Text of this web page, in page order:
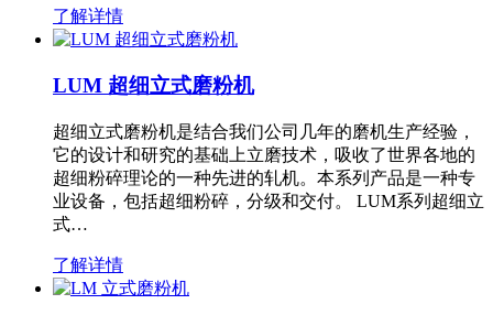
了解详情
LUM 超细立式磨粉机
超细立式磨粉机是结合我们公司几年的磨机生产经验，
它的设计和研究的基础上立磨技术，吸收了世界各地的
超细粉碎理论的一种先进的轧机。本系列产品是一种专
业设备，包括超细粉碎，分级和交付。 LUM系列超细立
式…
了解详情